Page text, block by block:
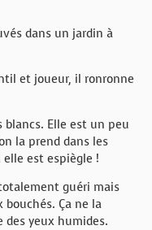
dans un jardin à
et joueur, il ronronne
Elle est un peu
la prend dans les
est espiègle !
guéri mais
Ça ne la
yeux humides.